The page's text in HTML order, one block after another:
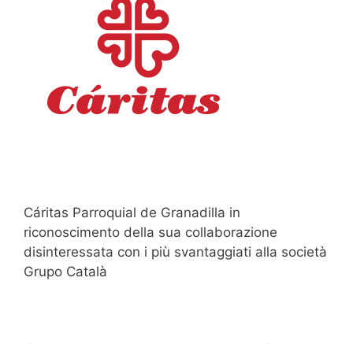
Cáritas Parroquial de Granadilla in
riconoscimento della sua collaborazione
disinteressata con i più svantaggiati alla società
Grupo Català